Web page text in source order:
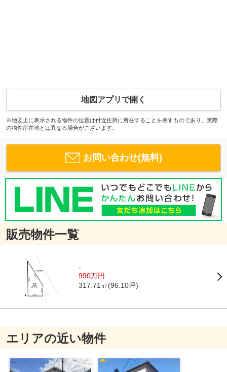
地図アプリで開く
※地図上に表示される物件の位置は付近住所に所在することを表すものであり、実際
の物件所在地とは異なる場合がございます。
お問い合わせ(無料)
販売物件一覧
-
990万円
317.71㎡(96.10坪)
エリアの近い物件